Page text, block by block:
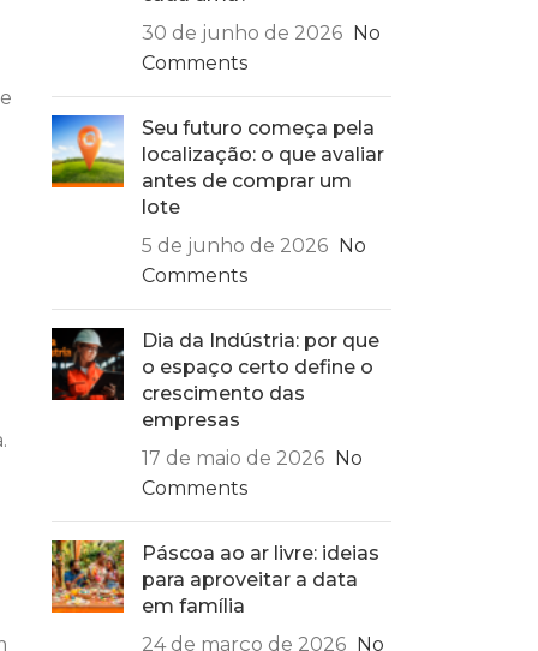
30 de junho de 2026 No
Comments
Seu futuro começa pela
localização: o que avaliar
antes de comprar um
lote
5 de junho de 2026 No
Comments
Dia da Indústria: por que
o espaço certo define o
crescimento das
empresas
17 de maio de 2026 No
Comments
Páscoa ao ar livre: ideias
para aproveitar a data
em família
24 de março de 2026 No